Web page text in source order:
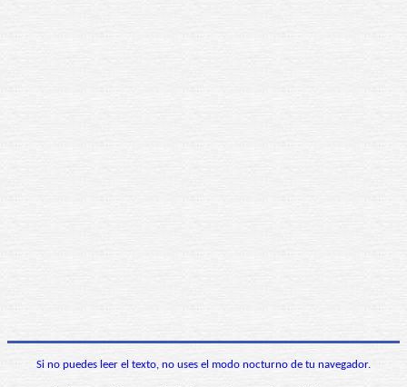
Si no puedes leer el texto, no uses el modo nocturno de tu navegador.